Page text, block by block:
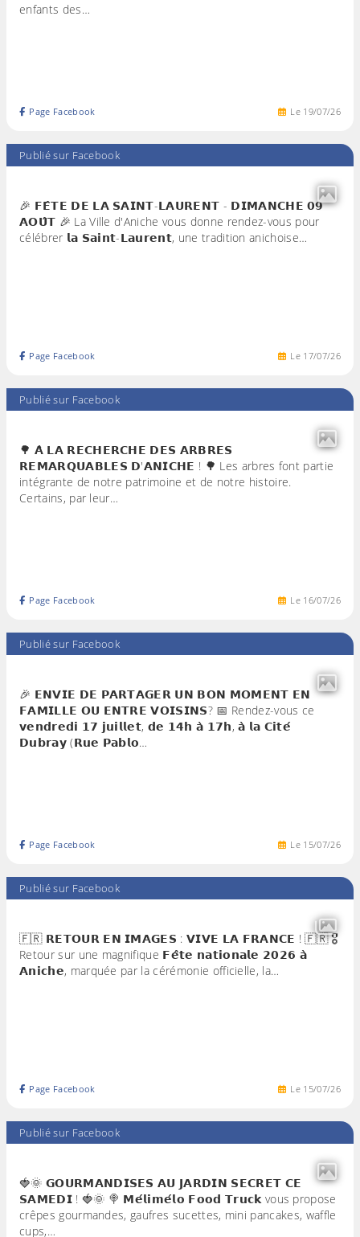
enfants des…
Le 19/07/26
Page Facebook
Publié sur Facebook
🎉 𝗙𝗘̂𝗧𝗘 𝗗𝗘 𝗟𝗔 𝗦𝗔𝗜𝗡𝗧-𝗟𝗔𝗨𝗥𝗘𝗡𝗧 - 𝗗𝗜𝗠𝗔𝗡𝗖𝗛𝗘 𝟬𝟵
𝗔𝗢𝗨̂𝗧 🎉 La Ville d'Aniche vous donne rendez-vous pour
célébrer 𝗹𝗮 𝗦𝗮𝗶𝗻𝘁-𝗟𝗮𝘂𝗿𝗲𝗻𝘁, une tradition anichoise…
Le 17/07/26
Page Facebook
Publié sur Facebook
🌳 𝗔̀ 𝗟𝗔 𝗥𝗘𝗖𝗛𝗘𝗥𝗖𝗛𝗘 𝗗𝗘𝗦 𝗔𝗥𝗕𝗥𝗘𝗦
𝗥𝗘𝗠𝗔𝗥𝗤𝗨𝗔𝗕𝗟𝗘𝗦 𝗗'𝗔𝗡𝗜𝗖𝗛𝗘 ! 🌳 Les arbres font partie
intégrante de notre patrimoine et de notre histoire.
Certains, par leur…
Le 16/07/26
Page Facebook
Publié sur Facebook
🎉 𝗘𝗡𝗩𝗜𝗘 𝗗𝗘 𝗣𝗔𝗥𝗧𝗔𝗚𝗘𝗥 𝗨𝗡 𝗕𝗢𝗡 𝗠𝗢𝗠𝗘𝗡𝗧 𝗘𝗡
𝗙𝗔𝗠𝗜𝗟𝗟𝗘 𝗢𝗨 𝗘𝗡𝗧𝗥𝗘 𝗩𝗢𝗜𝗦𝗜𝗡𝗦? 📅 Rendez-vous ce
𝘃𝗲𝗻𝗱𝗿𝗲𝗱𝗶 𝟭𝟳 𝗷𝘂𝗶𝗹𝗹𝗲𝘁, 𝗱𝗲 𝟭𝟰𝗵 𝗮̀ 𝟭𝟳𝗵, 𝗮̀ 𝗹𝗮 𝗖𝗶𝘁𝗲́
𝗗𝘂𝗯𝗿𝗮𝘆 (𝗥𝘂𝗲 𝗣𝗮𝗯𝗹𝗼…
Le 15/07/26
Page Facebook
Publié sur Facebook
🇫🇷 𝗥𝗘𝗧𝗢𝗨𝗥 𝗘𝗡 𝗜𝗠𝗔𝗚𝗘𝗦 : 𝗩𝗜𝗩𝗘 𝗟𝗔 𝗙𝗥𝗔𝗡𝗖𝗘 ! 🇫🇷 🎖️
Retour sur une magnifique 𝗙𝗲̂𝘁𝗲 𝗻𝗮𝘁𝗶𝗼𝗻𝗮𝗹𝗲 𝟮𝟬𝟮𝟲 𝗮̀
𝗔𝗻𝗶𝗰𝗵𝗲, marquée par la cérémonie officielle, la…
Le 15/07/26
Page Facebook
Publié sur Facebook
🍓🌞 𝗚𝗢𝗨𝗥𝗠𝗔𝗡𝗗𝗜𝗦𝗘𝗦 𝗔𝗨 𝗝𝗔𝗥𝗗𝗜𝗡 𝗦𝗘𝗖𝗥𝗘𝗧 𝗖𝗘
𝗦𝗔𝗠𝗘𝗗𝗜 ! 🍓🌞 🍭 𝗠𝗲́𝗹𝗶𝗺𝗲́𝗹𝗼 𝗙𝗼𝗼𝗱 𝗧𝗿𝘂𝗰𝗸 vous propose
crêpes gourmandes, gaufres sucettes, mini pancakes, waffle
cups,…